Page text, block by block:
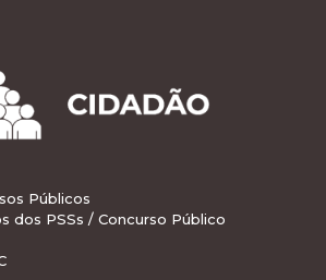
Públicos
dos PSSs / Concurso Público